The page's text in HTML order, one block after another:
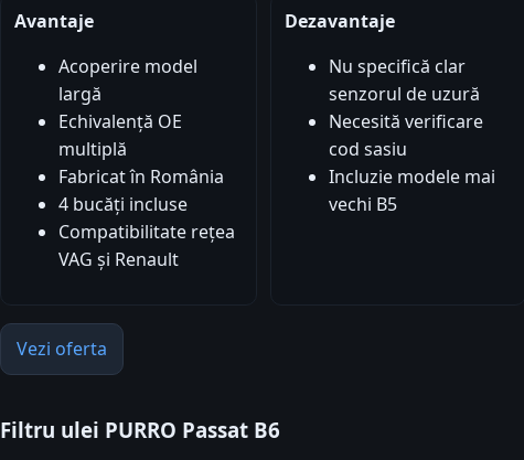
Avantaje
Acoperire model
largă
Echivalență OE
multiplă
Fabricat în România
4 bucăți incluse
Compatibilitate rețea
VAG și Renault
Dezavantaje
Nu specifică clar
senzorul de uzură
Necesită verificare
cod sasiu
Incluzie modele mai
vechi B5
Vezi oferta
Filtru ulei PURRO Passat B6